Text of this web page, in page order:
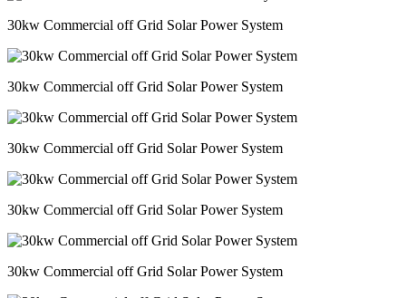
30kw Commercial off Grid Solar Power System
30kw Commercial off Grid Solar Power System
30kw Commercial off Grid Solar Power System
30kw Commercial off Grid Solar Power System
30kw Commercial off Grid Solar Power System